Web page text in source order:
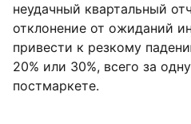
неудачный квартальный
отклонение от ожиданий
привести к резкому
20% или 30%, всего за
постмаркете.